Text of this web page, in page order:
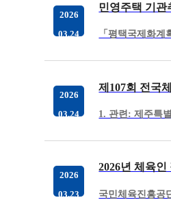
2026
03.24
2026
03.24
2026
03.23
2026년 체육인